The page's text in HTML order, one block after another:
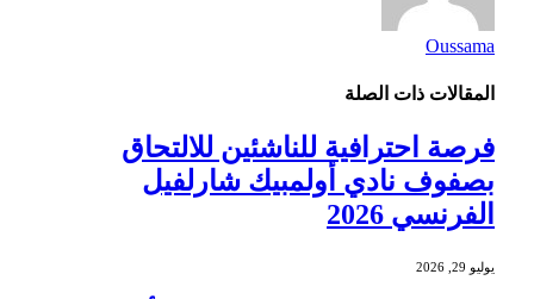
Oussama
المقالاتذات الصلة
فرصة احترافية للناشئين للالتحاق
بصفوف نادي أولمبيك شارلفيل
الفرنسي 2026
يوليو 29, 2026